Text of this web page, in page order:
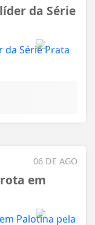
da Série
06 DE AGO
em